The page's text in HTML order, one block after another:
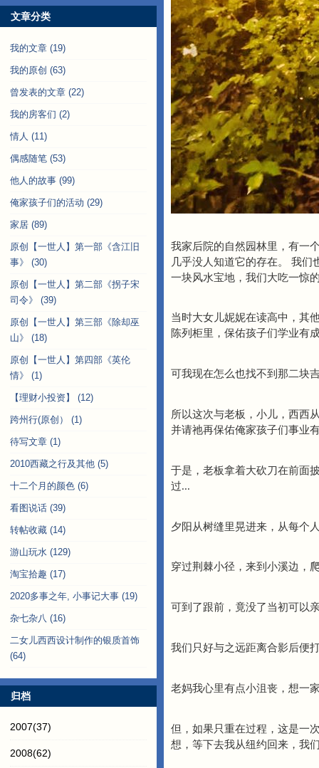
文章分类
我的文章 (19)
我的原创 (63)
曾发表的文章 (22)
我的房客们 (2)
情人 (11)
偶感随笔 (53)
他人的故事 (99)
俺家孩子们的活动 (29)
家居 (89)
原创【一世人】第一部《含江旧
事》
(30)
原创【一世人】第二部《拐子宋
司令》
(39)
原创【一世人】第三部《除却巫
山》
(18)
原创【一世人】第四部《英伦
情》
(1)
【理财小投资】 (12)
跨州行(原创） (1)
待写文章 (1)
2010西藏之行及其他 (5)
十二个月的颜色 (6)
看图说话 (39)
转帖收藏 (14)
游山玩水 (129)
淘宝拾趣 (17)
2020多事之年, 小事记大事 (19)
杂七杂八 (16)
二女儿西西设计制作的银质首饰
(64)
归档
2007(37)
2008(62)
我家后院的自然园林里，有一
几乎没人知道它的存在。 我
一块风水宝地，我们大吃一惊
当时大女儿妮妮在读高中，其
陈列柜里，保佑孩子们学业有
可我现在怎么也找不到那二块
所以这次与老板，小儿，西西
并请祂再保佑俺家孩子们事业
于是，老板拿着大砍刀在前面
过...
夕阳从树缝里晃进来，从每个
穿过荆棘小径，来到小溪边，
可到了跟前，竟没了当初可以
我们只好与之远距离合影后
老妈我心里有点小沮丧，想一
但，如果只重在过程，这是一
想，等下去我从纽约回来，我